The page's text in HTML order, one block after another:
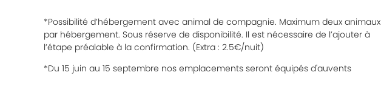
*Possibilité d’hébergement avec animal de compagnie. Maximum deux animaux
par hébergement. Sous réserve de disponibilité. Il est nécessaire de l’ajouter à
l’étape préalable à la confirmation. (Extra : 2.5€/nuit)
*Du 15 juin au 15 septembre nos emplacements seront équipés d'auvents